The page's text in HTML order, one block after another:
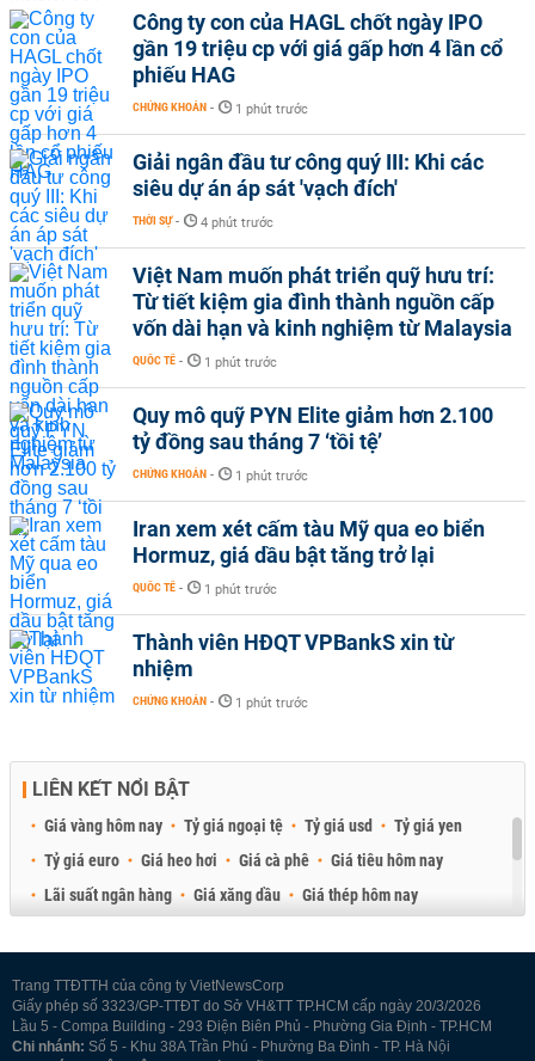
Công ty con của HAGL chốt ngày IPO
gần 19 triệu cp với giá gấp hơn 4 lần cổ
phiếu HAG
CHỨNG KHOÁN - 1 phút trước
Giải ngân đầu tư công quý III: Khi các
siêu dự án áp sát 'vạch đích'
THỜI SỰ - 4 phút trước
Việt Nam muốn phát triển quỹ hưu trí:
Từ tiết kiệm gia đình thành nguồn cấp
vốn dài hạn và kinh nghiệm từ Malaysia
QUỐC TẾ - 1 phút trước
Quy mô quỹ PYN Elite giảm hơn 2.100
tỷ đồng sau tháng 7 ‘tồi tệ’
CHỨNG KHOÁN - 1 phút trước
Iran xem xét cấm tàu Mỹ qua eo biển
Hormuz, giá dầu bật tăng trở lại
QUỐC TẾ - 1 phút trước
Thành viên HĐQT VPBankS xin từ
nhiệm
CHỨNG KHOÁN - 1 phút trước
LIÊN KẾT NỔI BẬT
Giá vàng hôm nay Tỷ giá ngoại tệ Tỷ giá usd
Tỷ giá yen
Tỷ giá euro
Giá heo hơi Giá cà phê
Giá tiêu hôm nay
Lãi suất ngân hàng
Giá xăng dầu
Giá thép hôm nay
Trang TTĐTTH của công ty VietNewsCorp
Giấy phép số 3323/GP-TTĐT do Sở VH&TT TP.HCM cấp ngày 20/3/2026
Lầu 5 - Compa Building - 293 Điện Biên Phủ - Phường Gia Định - TP.HCM
Chi nhánh: Số 5 - Khu 38A Trần Phú - Phường Ba Đình - TP. Hà Nội